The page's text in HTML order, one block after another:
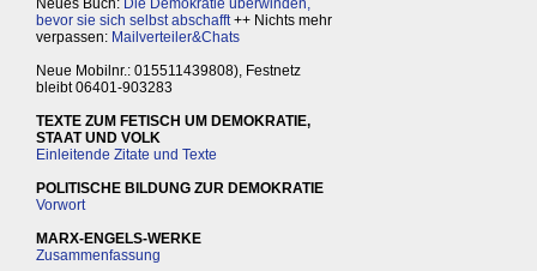
Neues Buch: Die Demokratie überwinden,
bevor sie sich selbst abschafft++ Nichts mehr
verpassen: Mailverteiler&Chats
Neue Mobilnr.: 015511439808), Festnetz
bleibt 06401-903283
TEXTE ZUM FETISCH UM DEMOKRATIE,
STAAT UND VOLK
Einleitende Zitate und Texte
POLITISCHE BILDUNG ZUR DEMOKRATIE
Vorwort
MARX-ENGELS-WERKE
Zusammenfassung